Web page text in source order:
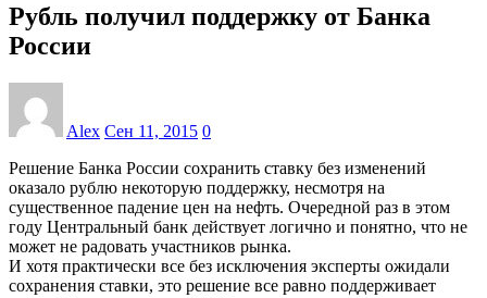
Рубль получил поддержку от Банка
России
Alex Сен 11, 2015 0
Решение Банка России сохранить ставку без изменений
оказало рублю некоторую поддержку, несмотря на
существенное падение цен на нефть. Очередной раз в этом
году Центральный банк действует логично и понятно, что не
может не радовать участников рынка.
И хотя практически все без исключения эксперты ожидали
сохранения ставки, это решение все равно поддерживает